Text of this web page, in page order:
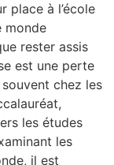
place à l’école
monde
rester assis
est une perte
chez les
les études
les
il est